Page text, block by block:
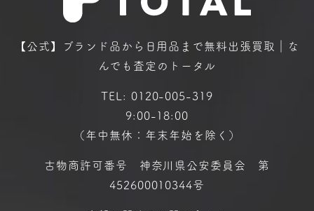
【公式】ブランド品から日用品まで無料出張買取｜な
んでも査定のトータル
TEL: 0120-005-319
9:00-18:00
（年中無休：年末年始を除く）
古物商許可番号 神奈川県公安委員会 第
452600010344号